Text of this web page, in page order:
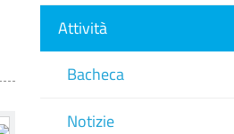
Attività
Bacheca
Notizie